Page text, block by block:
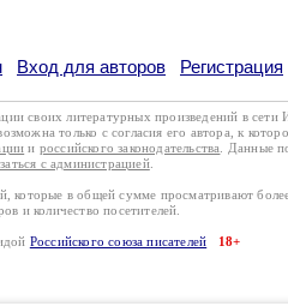
Вход для авторов Регистрация
своих литературных произведений в сети
только с согласия его автора, к
и российского законодательства . Данные
с администрацией.
которые в общей сумме просматривают
и количество посетителей.
Российского союза писателей 18+